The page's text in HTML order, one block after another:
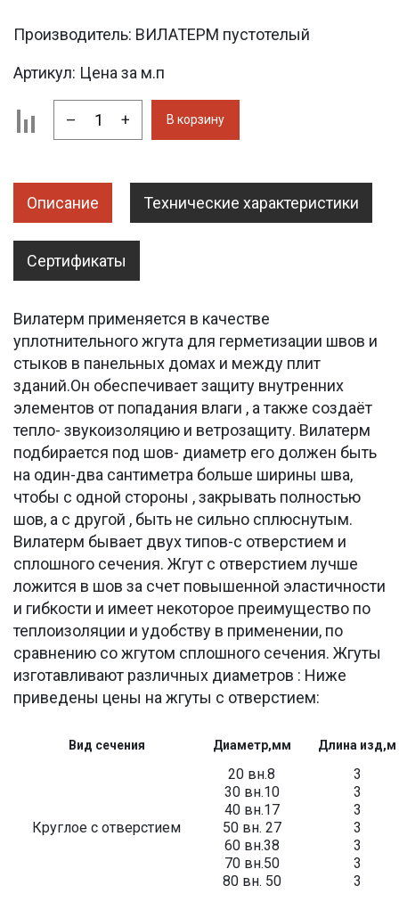
Производитель: ВИЛАТЕРМ пустотелый
Артикул: Цена за м.п
– + В корзину
Описание Технические характеристики
Сертификаты
Вилатерм применяется в качестве
уплотнительного жгута для герметизации швов и
стыков в панельных домах и между плит
зданий.Он обеспечивает защиту внутренних
элементов от попадания влаги , а также создаёт
тепло- звукоизоляцию и ветрозащиту. Вилатерм
подбирается под шов- диаметр его должен быть
на один-два сантиметра больше ширины шва,
чтобы с одной стороны , закрывать полностью
шов, а с другой , быть не сильно сплюснутым.
Вилатерм бывает двух типов-с отверстием и
сплошного сечения. Жгут с отверстием лучше
ложится в шов за счет повышенной эластичности
и гибкости и имеет некоторое преимущество по
теплоизоляции и удобству в применении, по
сравнению со жгутом сплошного сечения. Жгуты
изготавливают различных диаметров : Ниже
приведены цены на жгуты с отверстием:
Вид сечения Диаметр,мм Длина изд,м
Круглое с отверстием
20 вн.8
3
30 вн.10
3
40 вн.17
3
50 вн. 27
3
60 вн.38
3
70 вн.50
3
80 вн. 50
3